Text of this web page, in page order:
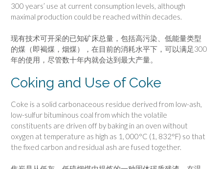
300 years’ use at current consumption levels, although
maximal production could be reached within decades.
现有技术可开采的已知矿床总量，包括高污染、低能量类型
的煤（即褐煤，烟煤），在目前的消耗水平下，可以满足300
年的使用，尽管数十年内就会达到最大产量。
Coking and Use of Coke
Coke is a solid carbonaceous residue derived from low-ash,
low-sulfur bituminous coal from which the volatile
constituents are driven off by baking in an oven without
oxygen at temperature as high as 1, 000°C (1, 832°F) so that
the fixed carbon and residual ash are fused together.